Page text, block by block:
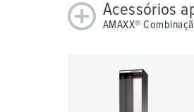
Acessórios
AMAXX®